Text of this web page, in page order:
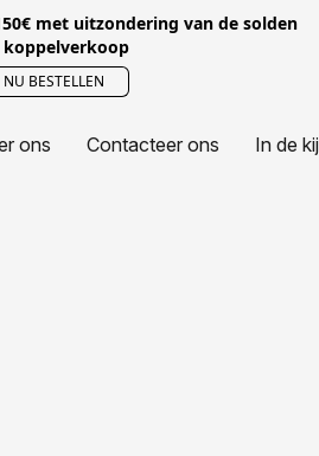
met uitzondering van de solden
koppelverkoop
NU BESTELLEN
ons Contacteer ons In de